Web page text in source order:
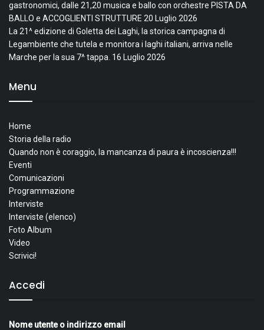
gastronomici, dalle 21,20 musica e ballo con orchestre PISTA DA
BALLO e ACCOGLIENTI STRUTTURE 20 Luglio 2026
La 21^ edizione di Goletta dei Laghi, la storica campagna di
Legambiente che tutela e monitora i laghi italiani, arriva nelle
Marche per la sua 7^ tappa. 16 Luglio 2026
Menu
Home
Storia della radio
Quando non è coraggio, la mancanza di paura è incoscienza!!!
Eventi
Comunicazioni
Programmazione
Interviste
Interviste (elenco)
Foto Album
Video
Scrivici!
Accedi
Nome utente o indirizzo email